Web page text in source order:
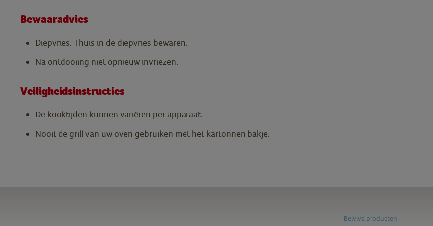
Bewaaradvies
Diepvries. Thuis in de diepvries bewaren.
Na ontdooiing niet opnieuw invriezen.
Veiligheidsinstructies
De kooktijden kunnen variëren per apparaat.
Nooit de grill van uw oven gebruiken met het kartonnen bakje.
Belviva producten